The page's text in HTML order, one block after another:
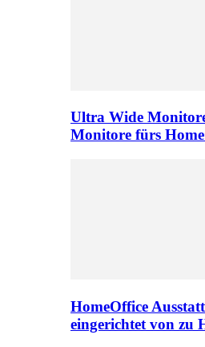
Ultra Wide
Monitore fürs
HomeOffice
eingerichtet von zu